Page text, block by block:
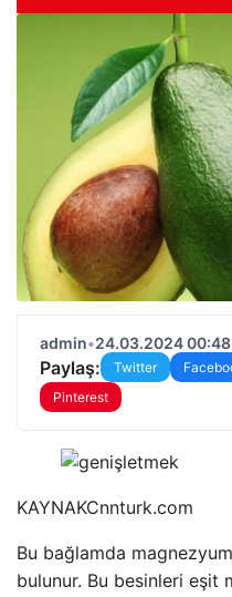
admin•24.03.2024 00:48
Paylaş: Twitter
Pinterest
KAYNAKCnnturk.com
Bu bağlamda
bulunur. Bu besinleri eşit